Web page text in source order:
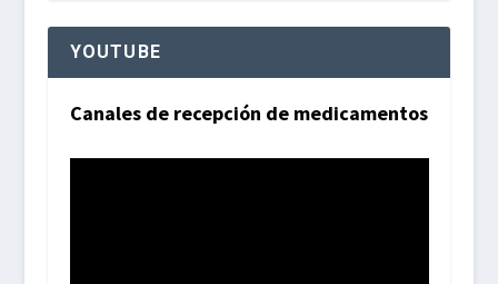
YOUTUBE
Canales de recepción de medicamentos